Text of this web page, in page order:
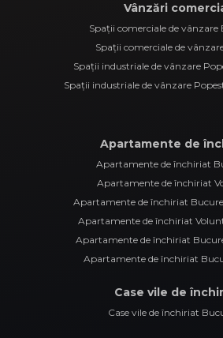
Vânzări
Spații comerciale de vânzare
Spații comerciale de
Spații industriale de vânzare
Spații industriale de vânzare
Apartamente de
Apartamente de închiriat
Apartamente de închiriat
Apartamente de închiriat
Apartamente de închiriat
Apartamente de închiriat
Apartamente de închiriat
Case vile de
Case vile de închiriat